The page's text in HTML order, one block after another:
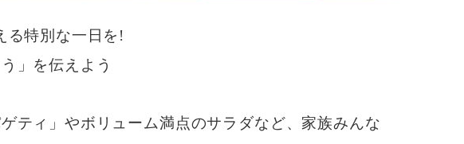
る特別な一日を!
」を伝えよう
ティ」やボリューム満点のサラダなど、家族みんな